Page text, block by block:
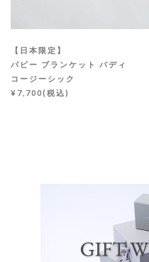
【日本限定】
パピー ブランケット バディ
コージーシック
¥7,700(税込)